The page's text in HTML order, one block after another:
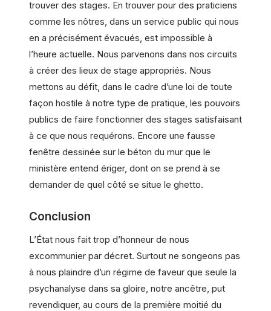
trouver des stages. En trouver pour des praticiens
comme les nôtres, dans un service public qui nous
en a précisément évacués, est impossible à
l’heure actuelle. Nous parvenons dans nos circuits
à créer des lieux de stage appropriés. Nous
mettons au défit, dans le cadre d’une loi de toute
façon hostile à notre type de pratique, les pouvoirs
publics de faire fonctionner des stages satisfaisant
à ce que nous requérons. Encore une fausse
fenêtre dessinée sur le béton du mur que le
ministère entend ériger, dont on se prend à se
demander de quel côté se situe le ghetto.
Conclusion
L’État nous fait trop d’honneur de nous
excommunier par décret. Surtout ne songeons pas
à nous plaindre d’un régime de faveur que seule la
psychanalyse dans sa gloire, notre ancêtre, put
revendiquer, au cours de la première moitié du